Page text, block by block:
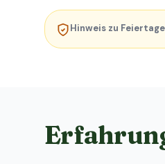
Hinweis zu